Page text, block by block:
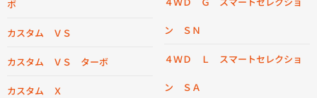
ボ
カスタム ＶＳ
カスタム ＶＳ ターボ
カスタム Ｘ
ン ＳＮ
４ＷＤ Ｌ スマートセレクショ
ン ＳＡ